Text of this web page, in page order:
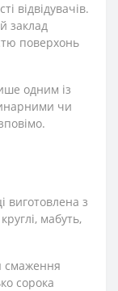
відвідувачів.
заклад
поверхонь
одним із
чи
виготовлена з
мабуть,
смаження
сорока